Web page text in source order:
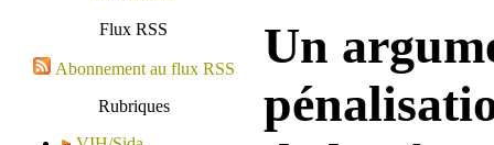
Flux RSS
Abonnement au flux RSS
Rubriques
Un